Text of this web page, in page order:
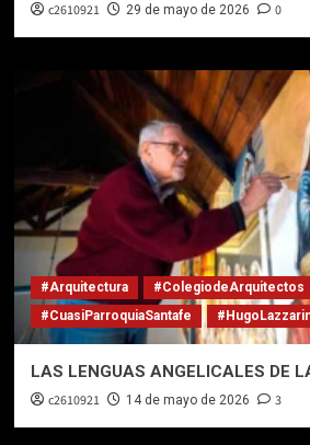
c2610921 29 de mayo de 2026 0
#Arquitectura
#ColegiodeArquitectos
#CuasiParroquiaSantafe
LAS LENGUAS ANGELICALES DE
c2610921 14 de mayo de 2026 3